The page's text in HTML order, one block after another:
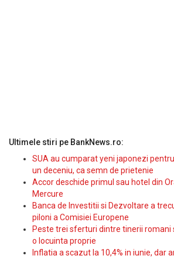
Ultimele stiri pe BankNews.ro:
SUA au cumparat yeni japonezi
un deceniu, ca semn de prietenie
Accor deschide primul sau hotel din
Mercure
Banca de Investitii si Dezvoltare a
piloni a Comisiei Europene
Peste trei sferturi dintre tinerii romani
o locuinta proprie
Inflatia a scazut la 10,4% in iunie, dar